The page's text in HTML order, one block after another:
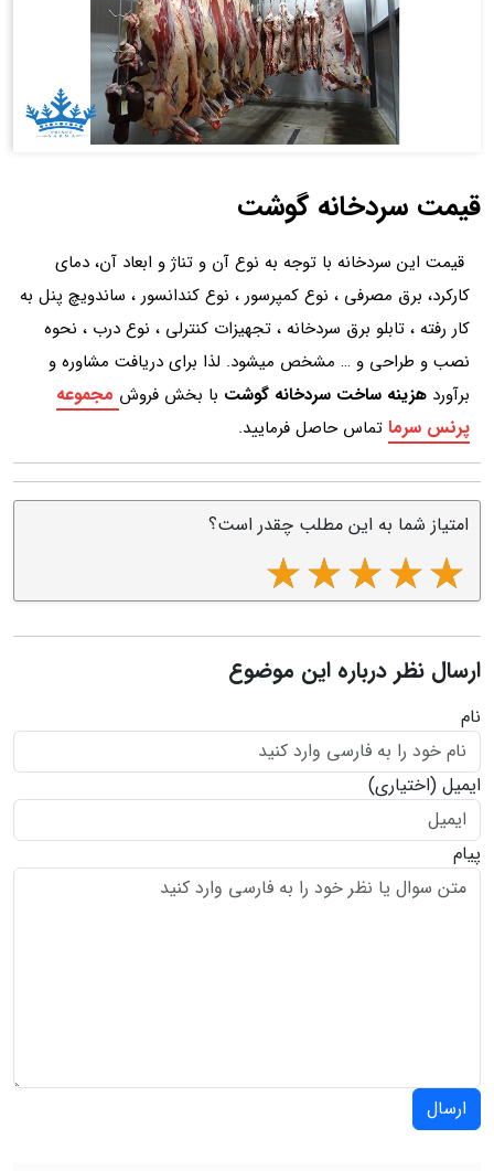
قیمت سردخانه گوشت
قیمت این سردخانه با توجه به نوع آن و تناژ و ابعاد آن، دمای
کارکرد، برق مصرفی ، نوع کمپرسور ، نوع کندانسور ، ساندویچ پنل به
کار رفته ، تابلو برق سردخانه ، تجهیزات کنترلی ، نوع درب ، نحوه
نصب و طراحی و … مشخص میشود. لذا برای دریافت مشاوره و
برآورد هزینه ساخت سردخانه گوشت با بخش فروش مجموعه
پرنس سرما تماس حاصل فرمایید.
امتیاز شما به این مطلب چقدر است؟
ارسال نظر درباره این موضوع
نام
ایمیل (اختیاری)
پیام
ارسال